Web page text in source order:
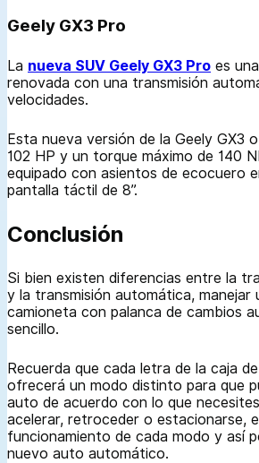
Geely GX3 Pro
La nueva SUV Geely GX3 Pro es
renovada con una transmisión
velocidades.
Esta nueva versión de la Geely GX3
102 HP y un torque máximo de 140
equipado con asientos de ecocuero
pantalla táctil de 8”.
Conclusión
Si bien existen diferencias entre la
y la transmisión automática, manejar
camioneta con palanca de cambios
sencillo.
Recuerda que cada letra de la caja
ofrecerá un modo distinto para que
auto de acuerdo con lo que
acelerar, retroceder o estacionarse,
funcionamiento de cada modo y así
nuevo auto automático.